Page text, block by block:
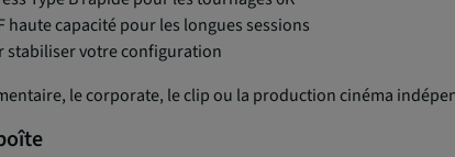
haute capacité pour les longues sessions
stabiliser votre configuration
le corporate, le clip ou la production cinéma